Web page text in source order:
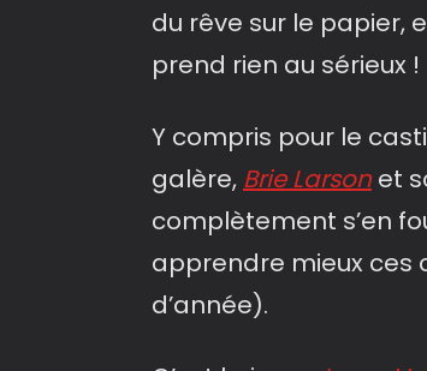
du rêve sur le papier,
prend rien au sérieux !
Y compris pour le
galère, Brie Larsonet
complètement s’en
apprendre mieux ces
d’année).